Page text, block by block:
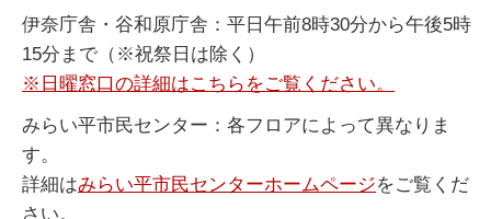
伊奈庁舎・谷和原庁舎：平日午前8時30分から午後5時
15分まで（※祝祭日は除く）
※日曜窓口の詳細はこちらをご覧ください。
みらい平市民センター：各フロアによって異なりま
す。
詳細はみらい平市民センターホームページをご覧くだ
さい。